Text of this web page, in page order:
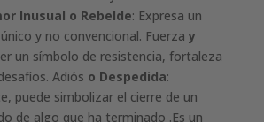
Inusual o Rebelde: Expresa un
y no convencional. Fuerza y
un símbolo de resistencia, fortaleza
Adiós o Despedida:
puede simbolizar el cierre de un
de algo que ha terminado .Es un